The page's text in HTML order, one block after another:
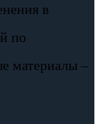
в
по
материалы –